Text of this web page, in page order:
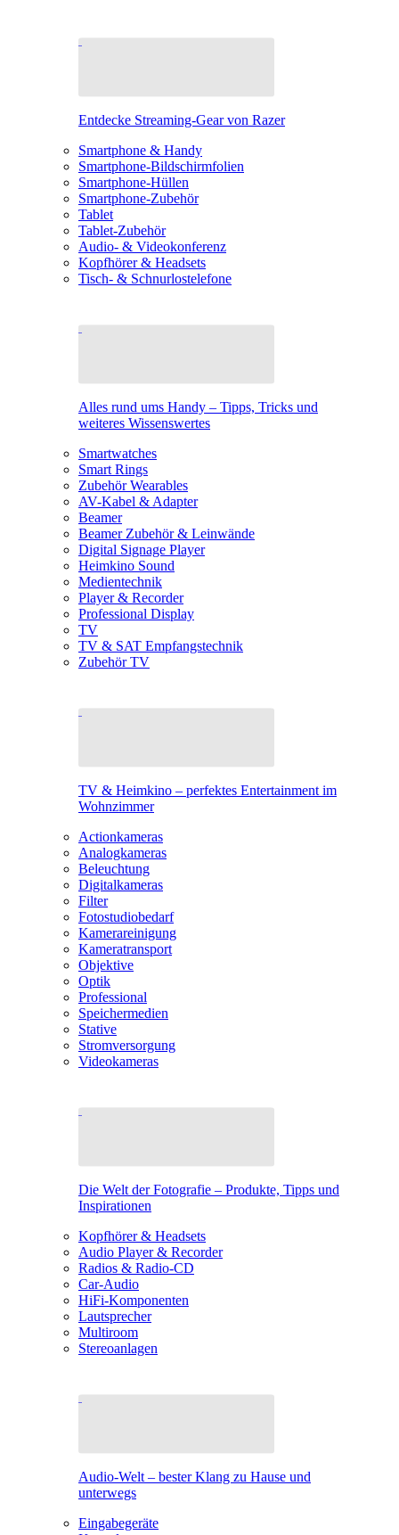
Entdecke Streaming-Gear von Razer
Smartphone & Handy
Smartphone-Bildschirmfolien
Smartphone-Hüllen
Smartphone-Zubehör
Tablet
Tablet-Zubehör
Audio- & Videokonferenz
Kopfhörer & Headsets
Tisch- & Schnurlostelefone
Alles rund ums Handy – Tipps, Tricks und
weiteres Wissenswertes
Smartwatches
Smart Rings
Zubehör Wearables
AV-Kabel & Adapter
Beamer
Beamer Zubehör & Leinwände
Digital Signage Player
Heimkino Sound
Medientechnik
Player & Recorder
Professional Display
TV
TV & SAT Empfangstechnik
Zubehör TV
TV & Heimkino – perfektes Entertainment im
Wohnzimmer
Actionkameras
Analogkameras
Beleuchtung
Digitalkameras
Filter
Fotostudiobedarf
Kamerareinigung
Kameratransport
Objektive
Optik
Professional
Speichermedien
Stative
Stromversorgung
Videokameras
Die Welt der Fotografie – Produkte, Tipps und
Inspirationen
Kopfhörer & Headsets
Audio Player & Recorder
Radios & Radio-CD
Car-Audio
HiFi-Komponenten
Lautsprecher
Multiroom
Stereoanlagen
Audio-Welt – bester Klang zu Hause und
unterwegs
Eingabegeräte